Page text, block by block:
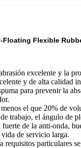
Flexible
excelente y la
y de alta calidad
para prevenir la
el que 20% de
trabajo, el ángulo de
de la anti-onda,
de servicio larga.
particulares